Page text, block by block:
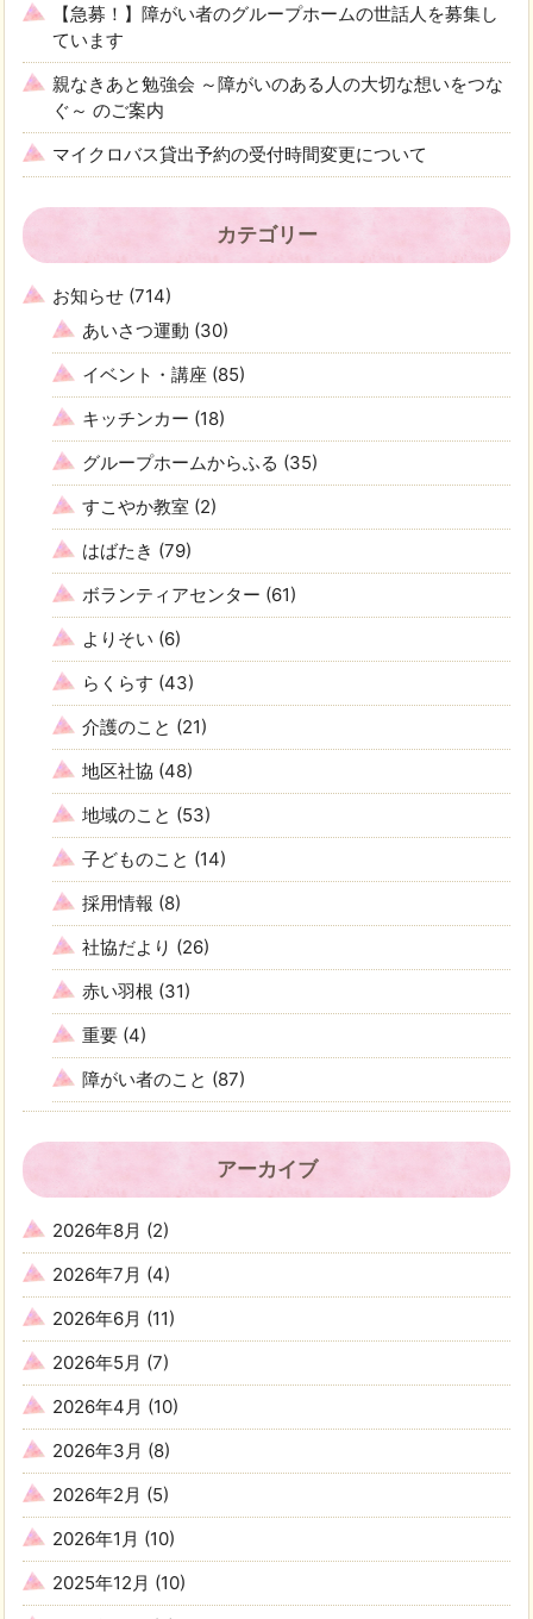
【急募！】障がい者のグループホームの世話人を募集し
ています
親なきあと勉強会 ～障がいのある人の大切な想いをつな
ぐ～ のご案内
マイクロバス貸出予約の受付時間変更について
カテゴリー
お知らせ (714)
あいさつ運動 (30)
イベント・講座 (85)
キッチンカー (18)
グループホームからふる (35)
すこやか教室 (2)
はばたき (79)
ボランティアセンター (61)
よりそい (6)
らくらす (43)
介護のこと (21)
地区社協 (48)
地域のこと (53)
子どものこと (14)
採用情報 (8)
社協だより (26)
赤い羽根 (31)
重要 (4)
障がい者のこと (87)
アーカイブ
2026年8月 (2)
2026年7月 (4)
2026年6月 (11)
2026年5月 (7)
2026年4月 (10)
2026年3月 (8)
2026年2月 (5)
2026年1月 (10)
2025年12月 (10)